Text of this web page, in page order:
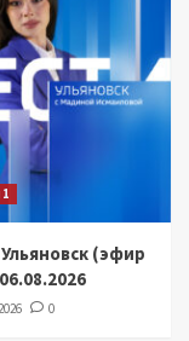
(эфир
0